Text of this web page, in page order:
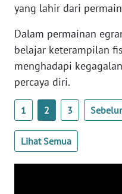
yang lahir dari
Dalam permainan
belajar keterampilan
menghadapi
percaya diri.
1 2 3
Lihat Semua
KEPRI
WN
PAPUA
BARAT